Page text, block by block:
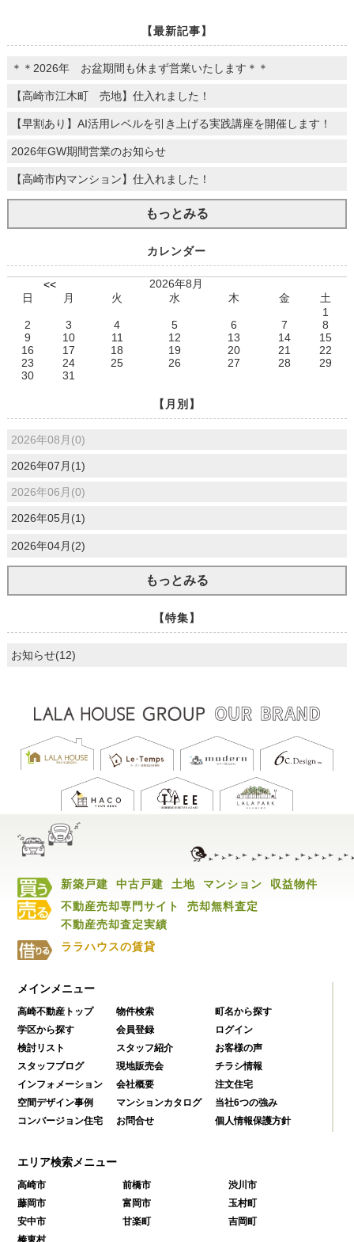
【最新記事】
＊＊2026年 お盆期間も休まず営業いたします＊＊
【高崎市江木町 売地】仕入れました！
【早割あり】AI活用レベルを引き上げる実践講座を開催します！
2026年GW期間営業のお知らせ
【高崎市内マンション】仕入れました！
もっとみる
カレンダー
<<
2026年8月
日
月 火 水 木 金
土
1
2
3 4 5 6 7
8
9
10 11 12 13 14
15
16
17 18 19 20 21
22
23
24 25 26 27 28
29
30
31
【月別】
2026年08月(0)
2026年07月(1)
2026年06月(0)
2026年05月(1)
2026年04月(2)
もっとみる
【特集】
お知らせ(12)
新築戸建 中古戸建 土地 マンション
収益物件
不動産売却専門サイト
売却無料査定
不動産売却査定実績
ララハウスの賃貸
メインメニュー
高崎不動産トップ 物件検索
町名から探す
学区から探す
会員登録
ログイン
検討リスト
スタッフ紹介
お客様の声
スタッフブログ
現地販売会
チラシ情報
インフォメーション
会社概要
注文住宅
空間デザイン事例
マンションカタログ
当社6つの強み
コンバージョン住宅
お問合せ 個人情報保護方針
エリア検索メニュー
高崎市 前橋市
渋川市
藤岡市
富岡市
玉村町
安中市
甘楽町
吉岡町